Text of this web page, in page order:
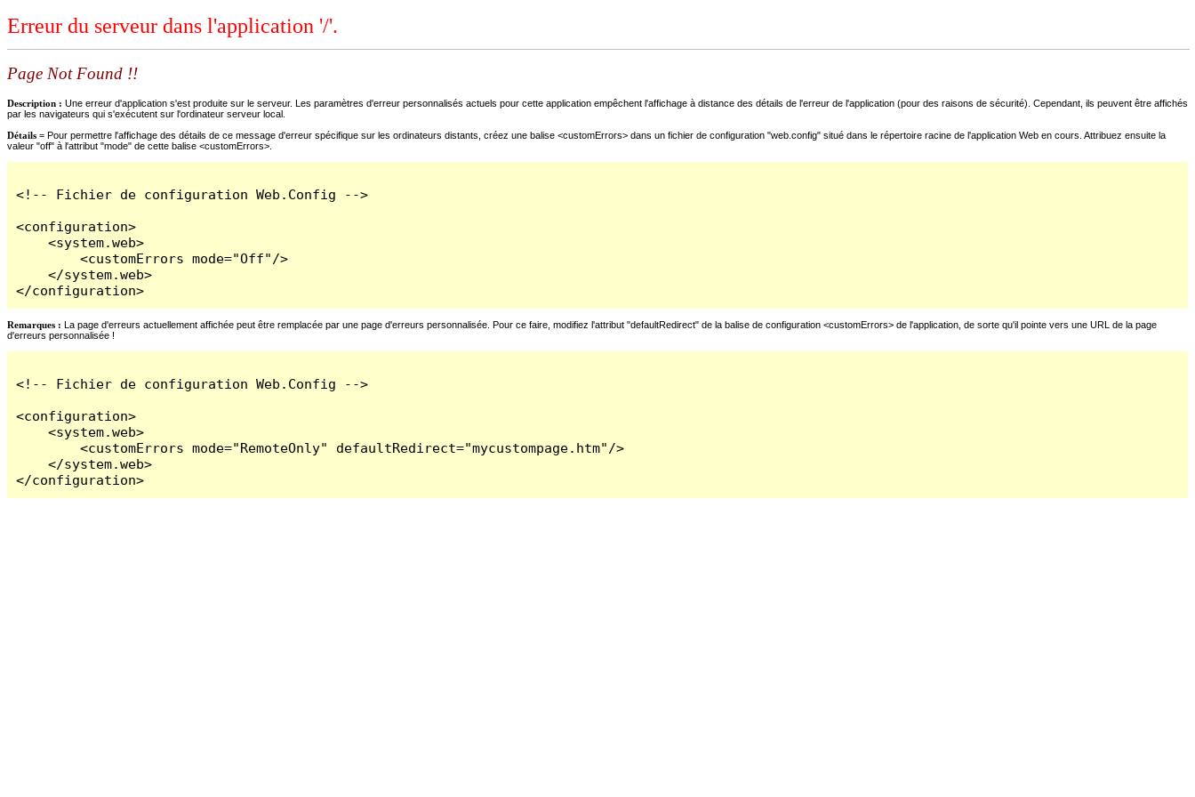
Erreur du serveur dans l'application '/'.
Page Not Found !!
Description : Une erreur d'application s'est produite sur le serveur. Les paramètres d'erreur personnalisés actuels pour cette application empêchent l'affichage à distance des détails de l'erreur de l'application (pour des raisons de sécurité). Cependant, ils peuvent être affichés
par les navigateurs qui s'exécutent sur l'ordinateur serveur local.
Détails = Pour permettre l'affichage des détails de ce message d'erreur spécifique sur les ordinateurs distants, créez une balise <customErrors> dans un fichier de configuration "web.config" situé dans le répertoire racine de l'application Web en cours. Attribuez ensuite la
valeur "off" à l'attribut "mode" de cette balise <customErrors>.
<!-- Fichier de configuration Web.Config -->
<configuration>
    <system.web>
        <customErrors mode="Off"/>
    </system.web>
</configuration>
Remarques : La page d'erreurs actuellement affichée peut être remplacée par une page d'erreurs personnalisée. Pour ce faire, modifiez l'attribut "defaultRedirect" de la balise de configuration <customErrors> de l'application, de sorte qu'il pointe vers une URL de la page
d'erreurs personnalisée !
<!-- Fichier de configuration Web.Config -->
<configuration>
    <system.web>
        <customErrors mode="RemoteOnly" defaultRedirect="mycustompage.htm"/>
    </system.web>
</configuration>